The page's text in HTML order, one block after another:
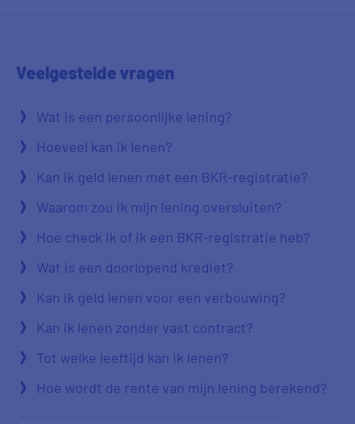
Veelgestelde vragen
Wat is een persoonlijke lening?
Hoeveel kan ik lenen?
Kan ik geld lenen met een BKR-registratie?
Waarom zou ik mijn lening oversluiten?
Hoe check ik of ik een BKR-registratie heb?
Wat is een doorlopend krediet?
Kan ik geld lenen voor een verbouwing?
Kan ik lenen zonder vast contract?
Tot welke leeftijd kan ik lenen?
Hoe wordt de rente van mijn lening berekend?